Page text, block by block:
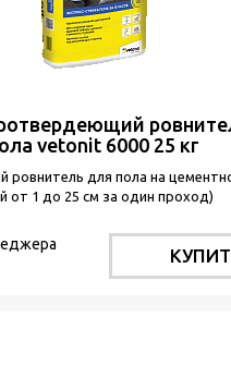
vetonit 6000 25 кг
ровнитель для пола на
от 1 до 25 см за один проход)